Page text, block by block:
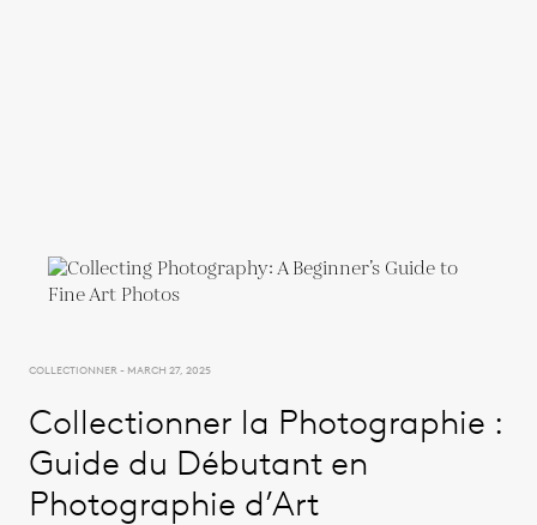
COLLECTIONNER - MARCH 27, 2025
Collectionner la Photographie :
Guide du Débutant en
Photographie d’Art